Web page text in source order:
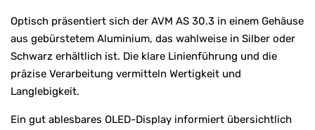
Optisch präsentiert sich der AVM AS 30.3 in einem Gehäuse
aus gebürstetem Aluminium, das wahlweise in Silber oder
Schwarz erhältlich ist. Die klare Linienführung und die
präzise Verarbeitung vermitteln Wertigkeit und
Langlebigkeit.
Ein gut ablesbares OLED-Display informiert übersichtlich